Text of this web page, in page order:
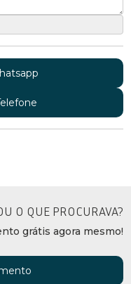
O QUE PROCURAVA?
grátis agora mesmo!